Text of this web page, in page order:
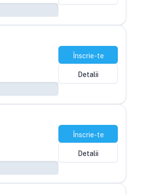
Înscrie-te
Detalii
Înscrie-te
Detalii